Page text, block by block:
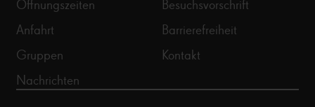
Öffnungszeiten
Anfahrt
Gruppen
Nachrichten
Besuchsvorschrift
Barrierefreiheit
Kontakt